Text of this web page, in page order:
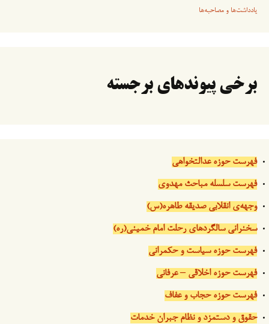
یادداشت‌ها و مصاحبه‌ها
برخی پیوندهای برجسته
فهرست حوزه عدالتخواهی
فهرست سلسله مباحث مهدوی
وجهه‌ی انقلابی صدیقه طاهره(س)
سخنرانی سالگردهای رحلت امام خمینی(ره)
فهرست حوزه سیاست و حکمرانی
فهرست حوزه اخلاقی – عرفانی
فهرست حوزه حجاب و عفاف
حقوق و دستمزد و نظام جبران خدمات